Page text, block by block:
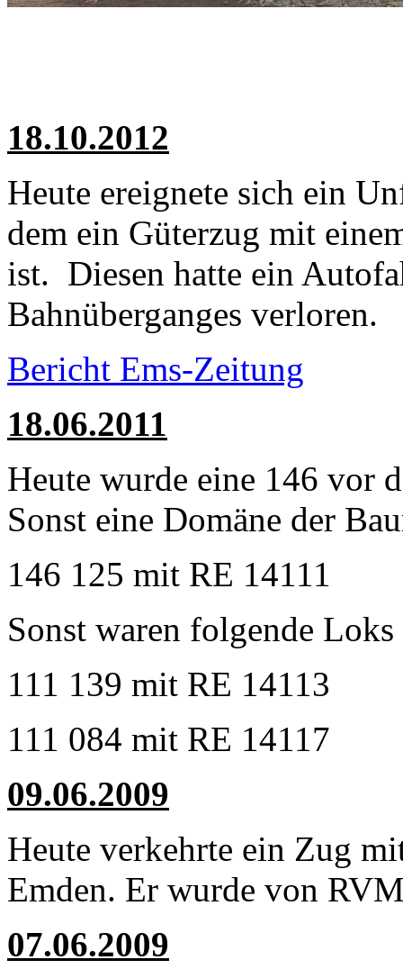
18.10.2012
Heute ereignete sich ein
dem ein Güterzug mit
ist. Diesen hatte ein
Bahnüberganges verloren.
Bericht Ems-Zeitung
18.06.2011
Heute wurde eine 146 vor
Sonst eine Domäne der
146 125 mit RE 14111
Sonst waren folgende
111 139 mit RE 14113
111 084 mit RE 14117
09.06.2009
Heute verkehrte ein Zug
Emden. Er wurde von
07.06.2009